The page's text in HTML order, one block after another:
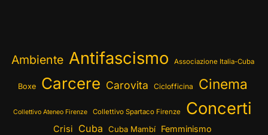
Ambiente Antifascismo Associazione Italia-Cuba
Boxe Carcere Carovita Ciclofficina Cinema
Collettivo Ateneo Firenze Collettivo Spartaco Firenze Concerti
Crisi Cuba Cuba Mambí Femminismo